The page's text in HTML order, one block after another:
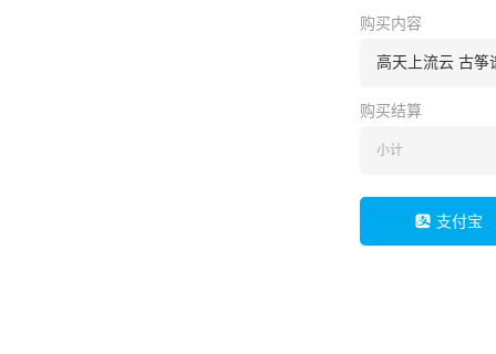
购买内容
高天上流云 古筝
购买结算
小计
支付宝